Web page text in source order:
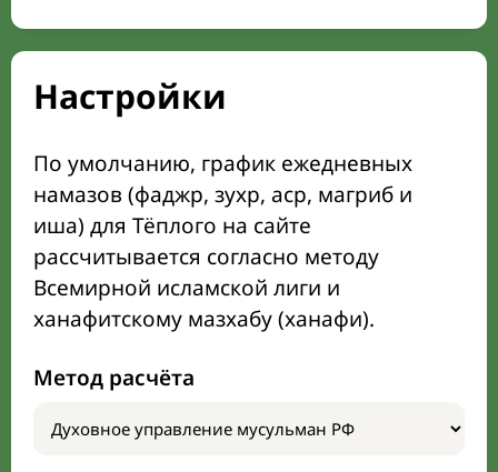
Настройки
По умолчанию, график ежедневных
намазов (фаджр, зухр, аср, магриб и
иша) для Тёплого на сайте
рассчитывается согласно методу
Всемирной исламской лиги и
ханафитскому мазхабу (ханафи).
Метод расчёта